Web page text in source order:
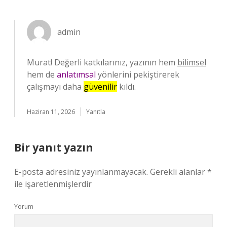
admin
Murat! Değerli katkılarınız, yazının hem bilimsel
hem de anlatımsal yönlerini pekiştirerek
çalışmayı daha güvenilir kıldı.
Haziran 11, 2026 Yanıtla
Bir yanıt yazın
E-posta adresiniz yayınlanmayacak. Gerekli alanlar*
ile işaretlenmişlerdir
Yorum